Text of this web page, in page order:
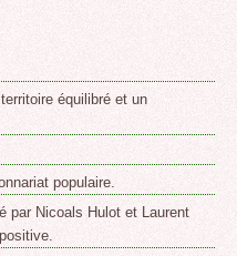
équilibré et un
populaire.
par Nicoals Hulot et Laurent